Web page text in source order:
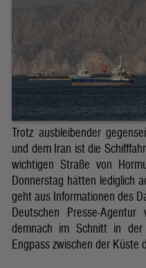
Trotz ausbleibender
und dem Iran ist die
wichtigen Straße von
Donnerstag hätten lediglich
geht aus Informationen des
Deutschen Presse-
demnach im Schnitt in der
Engpass zwischen der Küste